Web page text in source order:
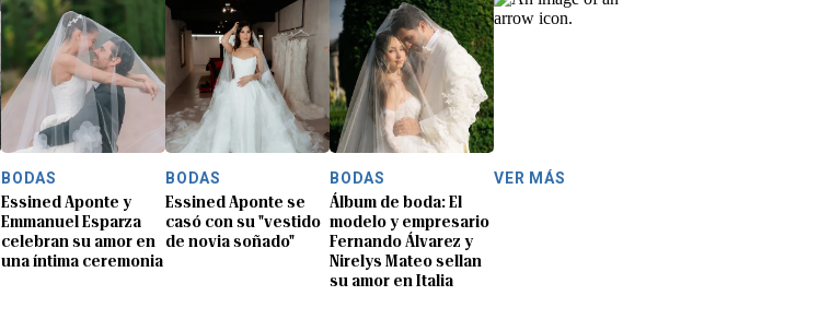
BODAS
Essined Aponte y
Emmanuel Esparza
celebran su amor en
una íntima ceremonia
BODAS
Essined Aponte se
casó con su "vestido
de novia soñado"
BODAS
Álbum de boda: El
modelo y empresario
Fernando Álvarez y
Nirelys Mateo sellan
su amor en Italia
VER MÁS